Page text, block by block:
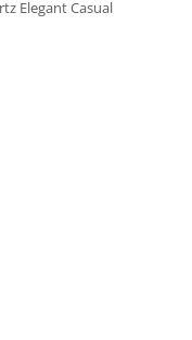
Elegant Casual